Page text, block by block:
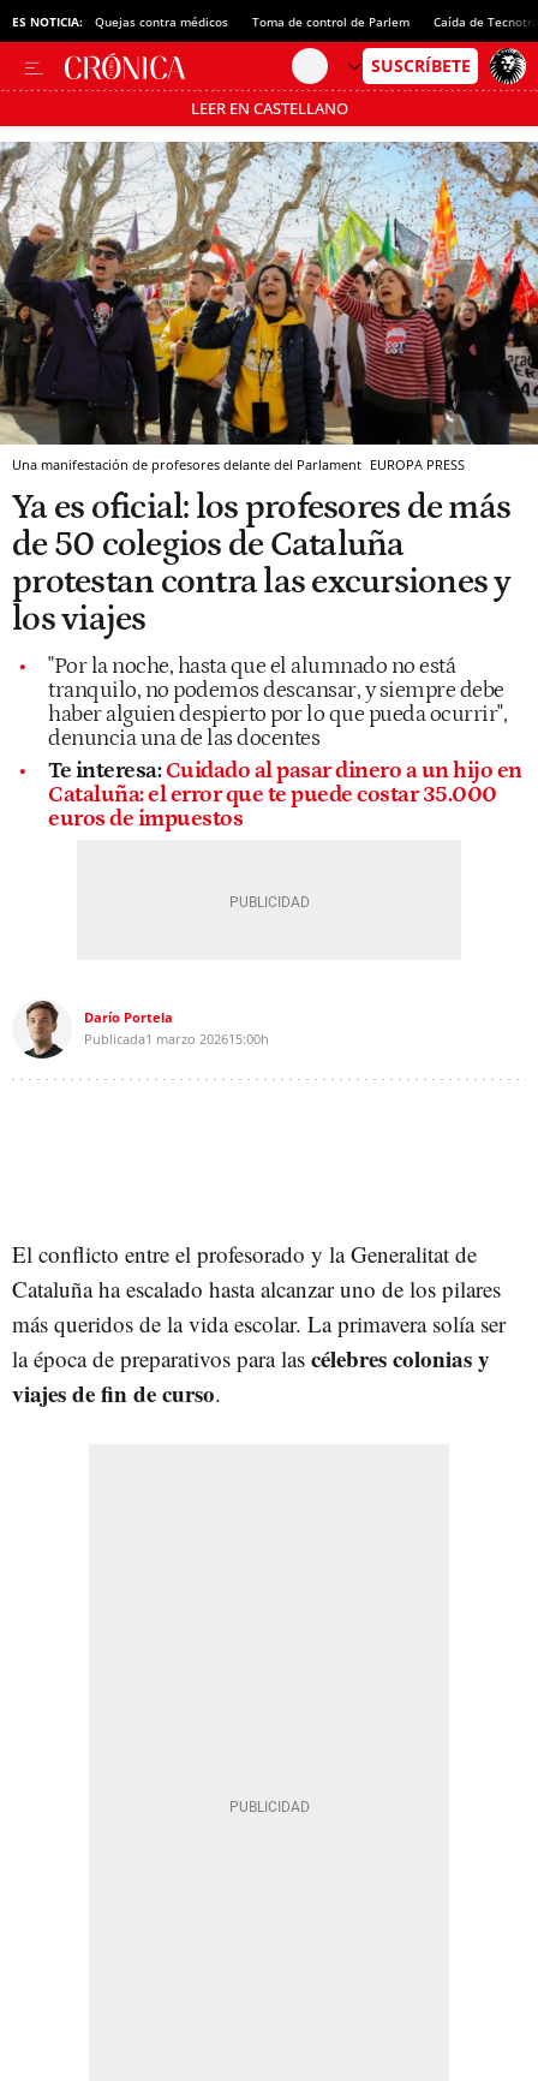
ES NOTICIA: Quejas contra médicos Toma de control de Parlem Caída de
LEER EN CASTELLANO
Pásate al MODO AHORRO
Una manifestación de profesores delante del Parlament EUROPA PRESS
Ya es oficial: los profesores de más
de 50 colegios de Cataluña
protestan contra las excursiones y
los viajes
"Por la noche, hasta que el alumnado no está
tranquilo, no podemos descansar, y siempre debe
haber alguien despierto por lo que pueda ocurrir",
denuncia una de las docentes
Te interesa:Cuidado al pasar dinero a un hijo en
Cataluña: el error que te puede costar 35.000
euros de impuestos
Darío Portela
Publicada1 marzo 202615:00h
El conflicto entre el profesorado y la Generalitat de
Cataluña ha escalado hasta alcanzar uno de los pilares
más queridos de la vida escolar. La primavera solía ser
la época de preparativos para las célebres colonias y
viajes de fin de curso.